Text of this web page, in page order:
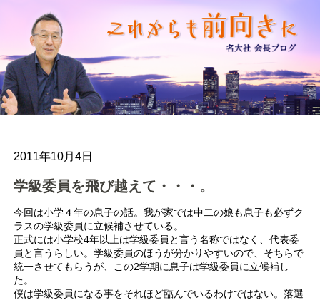
2011年10月4日
学級委員を飛び越えて・・・。
今回は小学４年の息子の話。我が家では中二の娘も息子も必ずク
ラスの学級委員に立候補させている。
正式には小学校4年以上は学級委員と言う名称ではなく、代表委
員と言うらしい。学級委員のほうが分かりやすいので、そちらで
統一させてもらうが、この2学期に息子は学級委員に立候補し
た。
僕は学級委員になる事をそれほど臨んでいるわけではない。落選